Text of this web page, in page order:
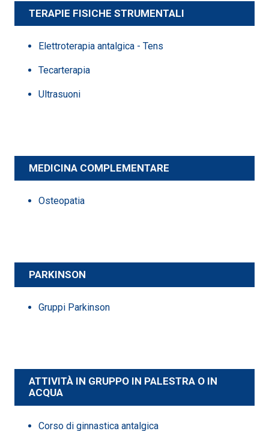
TERAPIE FISICHE STRUMENTALI
Elettroterapia antalgica - Tens
Tecarterapia
Ultrasuoni
MEDICINA COMPLEMENTARE
Osteopatia
PARKINSON
Gruppi Parkinson
ATTIVITÀ IN GRUPPO IN PALESTRA O IN
ACQUA
Corso di ginnastica antalgica